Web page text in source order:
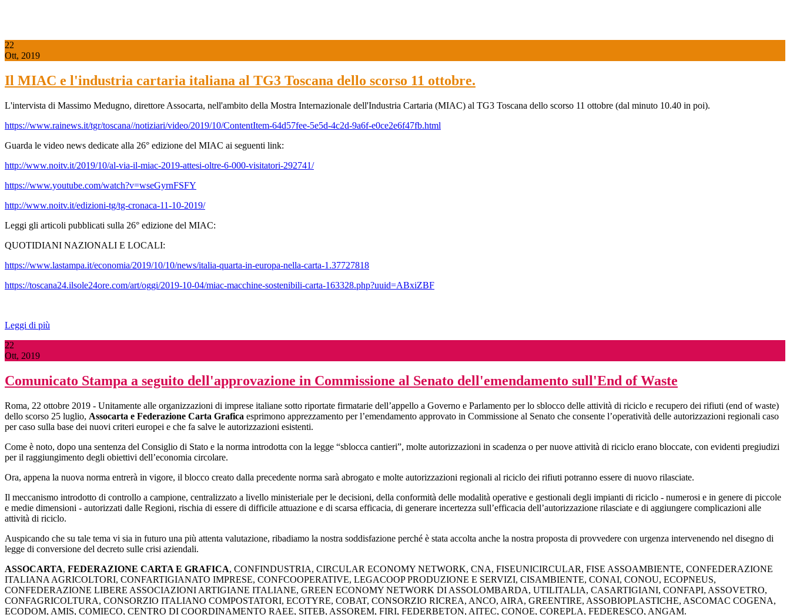
22
Ott, 2019
Il MIAC e l'industria cartaria italiana al TG3 Toscana dello scorso 11 ottobre.
L'intervista di Massimo Medugno, direttore Assocarta, nell'ambito della Mostra Internazionale dell'Industria Cartaria (MIAC) al TG3 Toscana dello scorso 11 ottobre (dal minuto 10.40 in poi).
https://www.rainews.it/tgr/toscana//notiziari/video/2019/10/ContentItem-64d57fee-5e5d-4c2d-9a6f-e0ce2e6f47fb.html
Guarda le video news dedicate alla 26° edizione del MIAC ai seguenti link:
http://www.noitv.it/2019/10/al-via-il-miac-2019-attesi-oltre-6-000-visitatori-292741/
https://www.youtube.com/watch?v=wseGyrnFSFY
http://www.noitv.it/edizioni-tg/tg-cronaca-11-10-2019/
Leggi gli articoli pubblicati sulla 26° edizione del MIAC:
QUOTIDIANI NAZIONALI E LOCALI:
https://www.lastampa.it/economia/2019/10/10/news/italia-quarta-in-europa-nella-carta-1.37727818
https://toscana24.ilsole24ore.com/art/oggi/2019-10-04/miac-macchine-sostenibili-carta-163328.php?uuid=ABxiZBF
Leggi di più
22
Ott, 2019
Comunicato Stampa a seguito dell'approvazione in Commissione al Senato dell'emendamento sull'End of Waste
Roma, 22 ottobre 2019 - Unitamente alle organizzazioni di imprese italiane sotto riportate firmatarie dell’appello a Governo e Parlamento per lo sblocco delle attività di riciclo e recupero dei rifiuti (end of waste)
dello scorso 25 luglio, Assocarta e Federazione Carta Grafica esprimono apprezzamento per l’emendamento approvato in Commissione al Senato che consente l’operatività delle autorizzazioni regionali caso
per caso sulla base dei nuovi criteri europei e che fa salve le autorizzazioni esistenti.
Come è noto, dopo una sentenza del Consiglio di Stato e la norma introdotta con la legge “sblocca cantieri”, molte autorizzazioni in scadenza o per nuove attività di riciclo erano bloccate, con evidenti pregiudizi
per il raggiungimento degli obiettivi dell’economia circolare.
Ora, appena la nuova norma entrerà in vigore, il blocco creato dalla precedente norma sarà abrogato e molte autorizzazioni regionali al riciclo dei rifiuti potranno essere di nuovo rilasciate.
Il meccanismo introdotto di controllo a campione, centralizzato a livello ministeriale per le decisioni, della conformità delle modalità operative e gestionali degli impianti di riciclo - numerosi e in genere di piccole
e medie dimensioni - autorizzati dalle Regioni, rischia di essere di difficile attuazione e di scarsa efficacia, di generare incertezza sull’efficacia dell’autorizzazione rilasciate e di aggiungere complicazioni alle
attività di riciclo.
Auspicando che su tale tema vi sia in futuro una più attenta valutazione, ribadiamo la nostra soddisfazione perché è stata accolta anche la nostra proposta di provvedere con urgenza intervenendo nel disegno di
legge di conversione del decreto sulle crisi aziendali.
ASSOCARTA, FEDERAZIONE CARTA E GRAFICA, CONFINDUSTRIA, CIRCULAR ECONOMY NETWORK, CNA, FISEUNICIRCULAR, FISE ASSOAMBIENTE, CONFEDERAZIONE
ITALIANA AGRICOLTORI, CONFARTIGIANATO IMPRESE, CONFCOOPERATIVE, LEGACOOP PRODUZIONE E SERVIZI, CISAMBIENTE, CONAI, CONOU, ECOPNEUS,
CONFEDERAZIONE LIBERE ASSOCIAZIONI ARTIGIANE ITALIANE, GREEN ECONOMY NETWORK DI ASSOLOMBARDA, UTILITALIA, CASARTIGIANI, CONFAPI, ASSOVETRO,
CONFAGRICOLTURA, CONSORZIO ITALIANO COMPOSTATORI, ECOTYRE, COBAT, CONSORZIO RICREA, ANCO, AIRA, GREENTIRE, ASSOBIOPLASTICHE, ASCOMAC COGENA,
ECODOM, AMIS, COMIECO, CENTRO DI COORDINAMENTO RAEE, SITEB, ASSOREM, FIRI, FEDERBETON, AITEC, CONOE, COREPLA, FEDERESCO, ANGAM.